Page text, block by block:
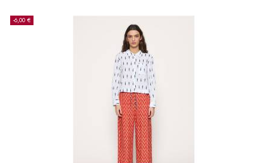
-6,00 €